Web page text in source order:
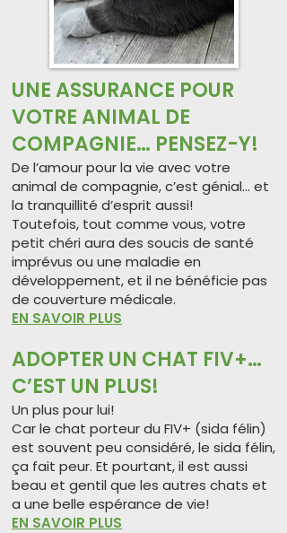
UNE ASSURANCE POUR
VOTRE ANIMAL DE
COMPAGNIE… PENSEZ-Y!
De l’amour pour la vie avec votre
animal de compagnie, c’est génial… et
la tranquillité d’esprit aussi!
Toutefois, tout comme vous, votre
petit chéri aura des soucis de santé
imprévus ou une maladie en
développement, et il ne bénéficie pas
de couverture médicale.
EN SAVOIR PLUS
ADOPTER UN CHAT FIV+…
C’EST UN PLUS!
Un plus pour lui!
Car le chat porteur du FIV+ (sida félin)
est souvent peu considéré, le sida félin,
ça fait peur. Et pourtant, il est aussi
beau et gentil que les autres chats et
a une belle espérance de vie!
EN SAVOIR PLUS